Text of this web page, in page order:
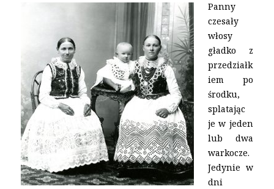
Panny
czesały
włosy
gładko z
przedziałk
iem po
środku,
splatając
je w jeden
lub dwa
warkocze.
Jedynie w
dni